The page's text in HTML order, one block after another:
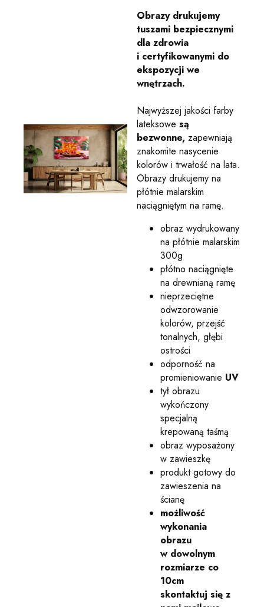
Obrazy drukujemy
tuszami bezpiecznymi
dla zdrowia
i certyfikowanymi do
ekspozycji we
wnętrzach.
Najwyższej jakości farby
lateksowe są
bezwonne, zapewniają
znakomite nasycenie
kolorów i trwałość na lata.
Obrazy drukujemy na
płótnie malarskim
naciągniętym na ramę.
obraz wydrukowany
na płótnie malarskim
300g
płótno naciągnięte
na drewnianą ramę
nieprzeciętne
odwzorowanie
kolorów, przejść
tonalnych, głębi
ostrości
odporność na
promieniowanie UV
tył obrazu
wykończony
specjalną
krepowaną taśmą
obraz wyposażony
w zawieszkę
produkt gotowy do
zawieszenia na
ścianę
możliwość
wykonania
obrazu
w dowolnym
rozmiarze co
10cm
skontaktuj się z